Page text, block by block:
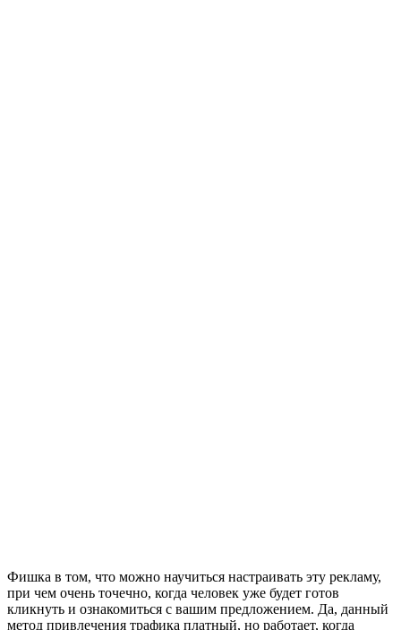
Фишка в том, что можно научиться настраивать эту рекламу,
при чем очень точечно, когда человек уже будет готов
кликнуть и ознакомиться с вашим предложением. Да, данный
метод привлечения трафика платный, но работает, когда